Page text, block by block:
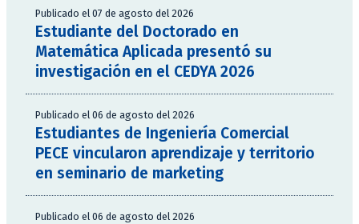
Publicado el 07 de agosto del 2026
Estudiante del Doctorado en
Matemática Aplicada presentó su
investigación en el CEDYA 2026
Publicado el 06 de agosto del 2026
Estudiantes de Ingeniería Comercial
PECE vincularon aprendizaje y territorio
en seminario de marketing
Publicado el 06 de agosto del 2026